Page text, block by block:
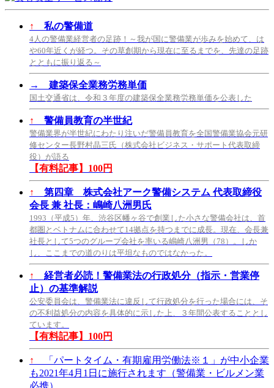
↑ 私の警備道
4人の警備業経営者の足跡！～我が国に警備業が歩みを始めて、は
や60年近くが経つ。その草創期から現在に至るまでを、先達の足跡
とともに振り返る～
→ 建築保全業務労務単価
国土交通省は、令和３年度の建築保全業務労務単価を公表した
↑ 警備員教育の半世紀
警備業界が半世紀にわたり注いだ警備員教育を全国警備業協会元研
修センター長野村晶三氏（株式会社ビジネス・サポート代表取締
役）が語る
【有料記事】100円
↑
第四章 株式会社アーク警備システム 代表取締役
会長 兼 社長：嶋崎八洲男氏
1993（平成5）年、渋谷区幡ヶ谷で創業した小さな警備会社は、首
都圏とベトナムに合わせて14拠点を持つまでに成長。現在、会長兼
社長として5つのグループ会社を率いる嶋崎八洲男（78）。しか
し、ここまでの道のりは平坦なものではなかった。
↑
経営者必読！警備業法の行政処分（指示・営業停
止）の基準解説
公安委員会は、警備業法に違反して行政処分を行った場合には、そ
の不利益処分の内容を具体的に示した上、３年間公表することとし
ています。
【有料記事】100円
↑
「パートタイム・有期雇用労働法※１」が中小企業
も2021年4月1日に施行されます（警備業・ビルメン業
必携）。